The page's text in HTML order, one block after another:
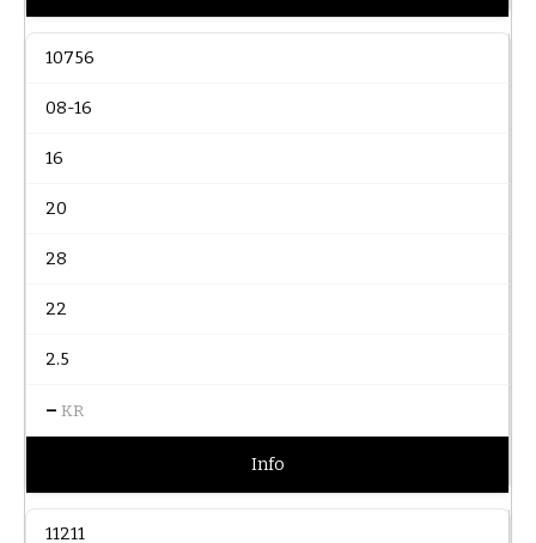
10756
08-16
16
20
28
22
2.5
– KR
Info
11211